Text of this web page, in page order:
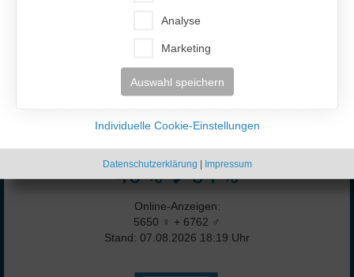
mit über 12.400 aktiven Anzeigen
46 % 54 %
Online-Anzeigen:
5650 ♀ + 6762 ♂
Stand: 07.08.2026 18:19 Uhr
Analyse
Marketing
Auswahl speichern
Individuelle Cookie-Einstellungen
Datenschutzerklärung | Impressum